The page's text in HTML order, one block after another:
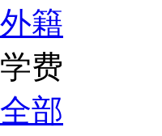
外籍
学费
全部